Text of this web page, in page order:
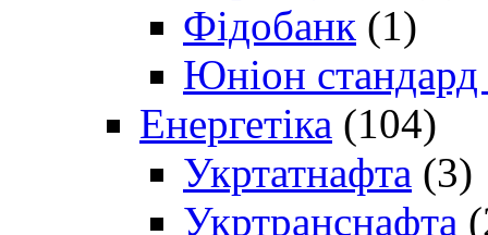
Фідобанк (1)
Юніон стандард
Енергетіка (104)
Укртатнафта (3)
Укртранснафта